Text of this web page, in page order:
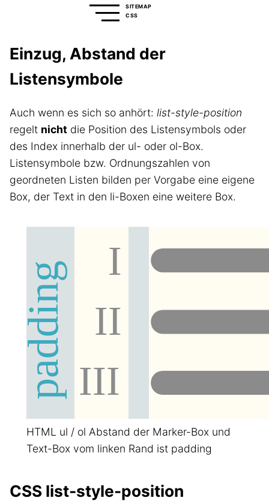
SITEMAP
CSS
Einzug, Abstand der
Listensymbole
Auch wenn es sich so anhört: list-style-position
regelt nicht die Position des Listensymbols oder
des Index innerhalb der ul- oder ol-Box.
Listensymbole bzw. Ordnungszahlen von
geordneten Listen bilden per Vorgabe eine eigene
Box, der Text in den li-Boxen eine weitere Box.
HTML ul / ol Abstand der Marker-Box und
Text-Box vom linken Rand ist padding
CSS list-style-position